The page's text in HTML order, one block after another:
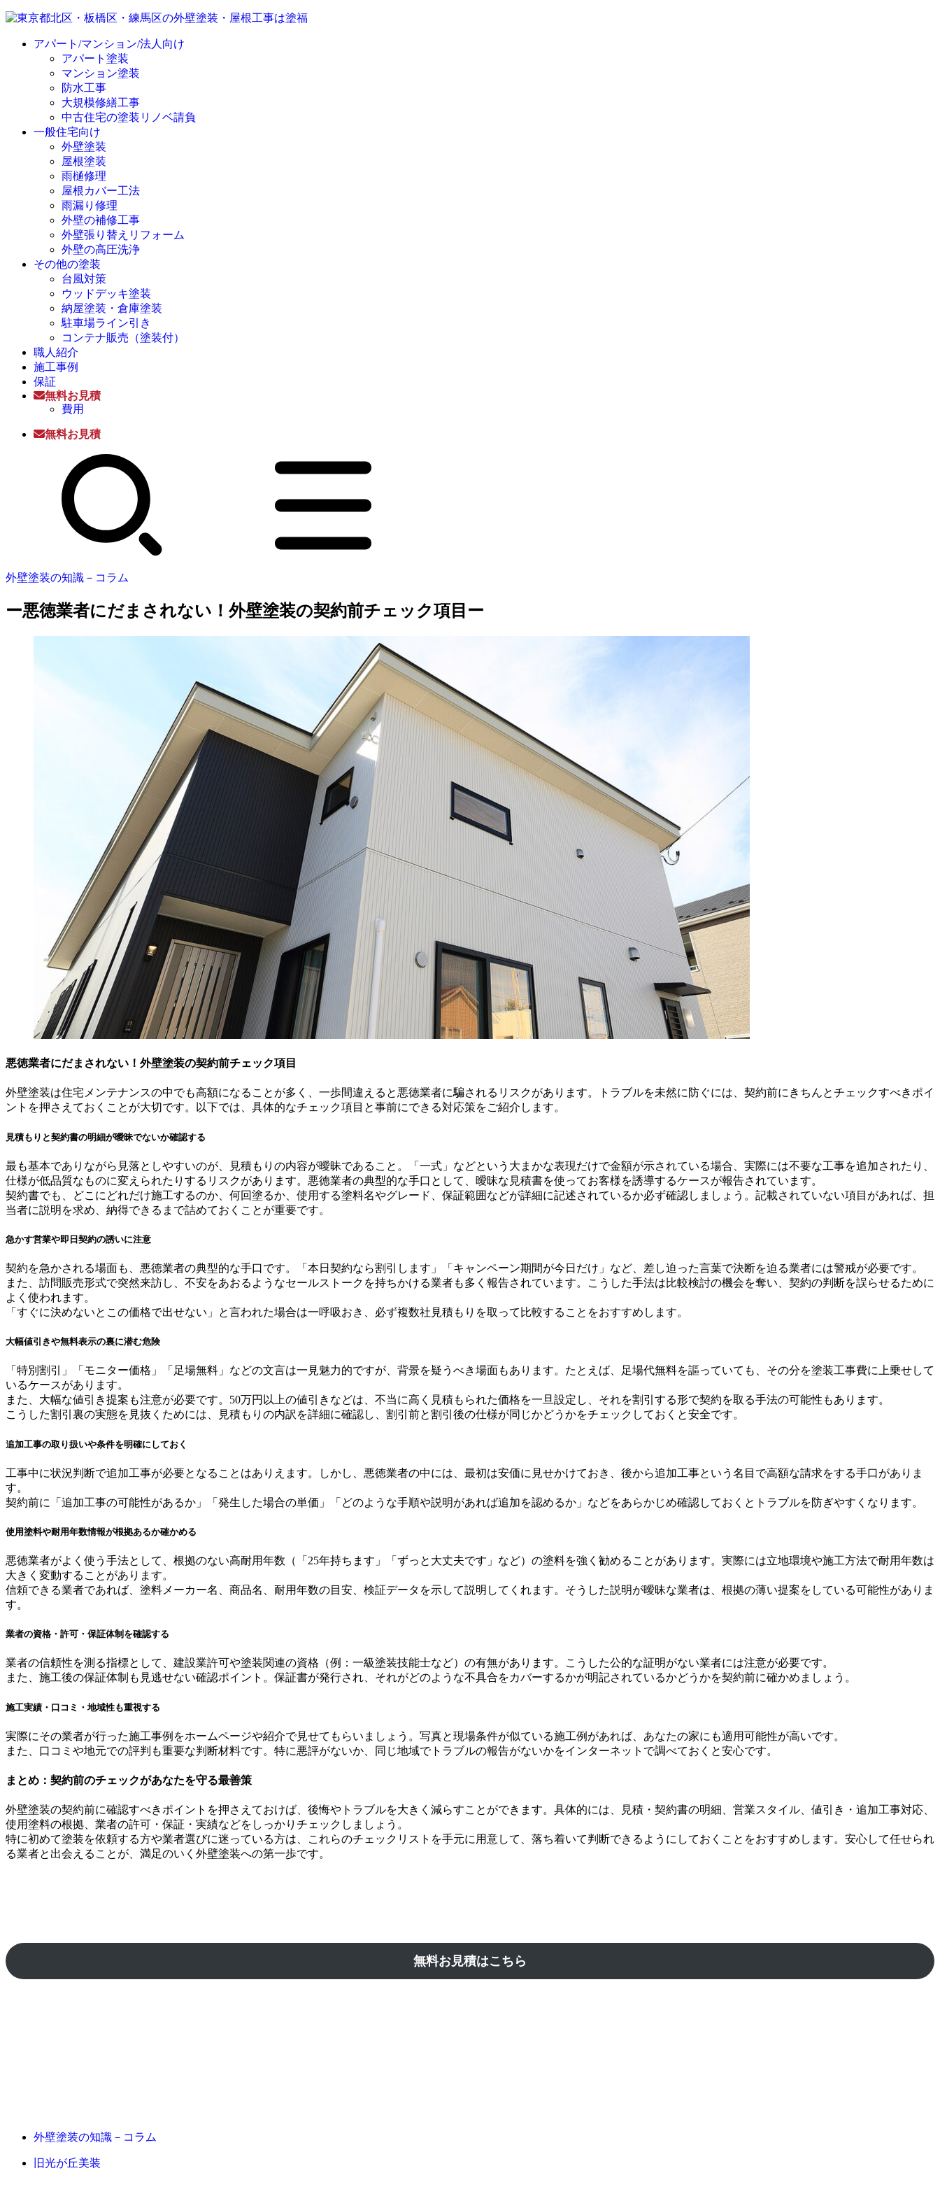
アパート/マンション/法人向け
アパート塗装
マンション塗装
防水工事
大規模修繕工事
中古住宅の塗装リノベ請負
一般住宅向け
外壁塗装
屋根塗装
雨樋修理
屋根カバー工法
雨漏り修理
外壁の補修工事
外壁張り替えリフォーム
外壁の高圧洗浄
その他の塗装
台風対策
ウッドデッキ塗装
納屋塗装・倉庫塗装
駐車場ライン引き
コンテナ販売（塗装付）
職人紹介
施工事例
保証
無料お見積
費用
無料お見積
外壁塗装の知識－コラム
ー悪徳業者にだまされない！外壁塗装の契約前チェック項目ー
悪徳業者にだまされない！外壁塗装の契約前チェック項目
外壁塗装は住宅メンテナンスの中でも高額になることが多く、一歩間違えると悪徳業者に騙されるリスクがあります。トラブルを未然に防ぐには、契約前にきちんとチェックすべきポイ
ントを押さえておくことが大切です。以下では、具体的なチェック項目と事前にできる対応策をご紹介します。
見積もりと契約書の明細が曖昧でないか確認する
最も基本でありながら見落としやすいのが、見積もりの内容が曖昧であること。「一式」などという大まかな表現だけで金額が示されている場合、実際には不要な工事を追加されたり、
仕様が低品質なものに変えられたりするリスクがあります。悪徳業者の典型的な手口として、曖昧な見積書を使ってお客様を誘導するケースが報告されています。
契約書でも、どこにどれだけ施工するのか、何回塗るか、使用する塗料名やグレード、保証範囲などが詳細に記述されているか必ず確認しましょう。記載されていない項目があれば、担
当者に説明を求め、納得できるまで詰めておくことが重要です。
急かす営業や即日契約の誘いに注意
契約を急かされる場面も、悪徳業者の典型的な手口です。「本日契約なら割引します」「キャンペーン期間が今日だけ」など、差し迫った言葉で決断を迫る業者には警戒が必要です。
また、訪問販売形式で突然来訪し、不安をあおるようなセールストークを持ちかける業者も多く報告されています。こうした手法は比較検討の機会を奪い、契約の判断を誤らせるために
よく使われます。
「すぐに決めないとこの価格で出せない」と言われた場合は一呼吸おき、必ず複数社見積もりを取って比較することをおすすめします。
大幅値引きや無料表示の裏に潜む危険
「特別割引」「モニター価格」「足場無料」などの文言は一見魅力的ですが、背景を疑うべき場面もあります。たとえば、足場代無料を謳っていても、その分を塗装工事費に上乗せして
いるケースがあります。
また、大幅な値引き提案も注意が必要です。50万円以上の値引きなどは、不当に高く見積もられた価格を一旦設定し、それを割引する形で契約を取る手法の可能性もあります。
こうした割引裏の実態を見抜くためには、見積もりの内訳を詳細に確認し、割引前と割引後の仕様が同じかどうかをチェックしておくと安全です。
追加工事の取り扱いや条件を明確にしておく
工事中に状況判断で追加工事が必要となることはありえます。しかし、悪徳業者の中には、最初は安価に見せかけておき、後から追加工事という名目で高額な請求をする手口がありま
す。
契約前に「追加工事の可能性があるか」「発生した場合の単価」「どのような手順や説明があれば追加を認めるか」などをあらかじめ確認しておくとトラブルを防ぎやすくなります。
使用塗料や耐用年数情報が根拠あるか確かめる
悪徳業者がよく使う手法として、根拠のない高耐用年数（「25年持ちます」「ずっと大丈夫です」など）の塗料を強く勧めることがあります。実際には立地環境や施工方法で耐用年数は
大きく変動することがあります。
信頼できる業者であれば、塗料メーカー名、商品名、耐用年数の目安、検証データを示して説明してくれます。そうした説明が曖昧な業者は、根拠の薄い提案をしている可能性がありま
す。
業者の資格・許可・保証体制を確認する
業者の信頼性を測る指標として、建設業許可や塗装関連の資格（例：一級塗装技能士など）の有無があります。こうした公的な証明がない業者には注意が必要です。
また、施工後の保証体制も見逃せない確認ポイント。保証書が発行され、それがどのような不具合をカバーするかが明記されているかどうかを契約前に確かめましょう。
施工実績・口コミ・地域性も重視する
実際にその業者が行った施工事例をホームページや紹介で見せてもらいましょう。写真と現場条件が似ている施工例があれば、あなたの家にも適用可能性が高いです。
また、口コミや地元での評判も重要な判断材料です。特に悪評がないか、同じ地域でトラブルの報告がないかをインターネットで調べておくと安心です。
まとめ：契約前のチェックがあなたを守る最善策
外壁塗装の契約前に確認すべきポイントを押さえておけば、後悔やトラブルを大きく減らすことができます。具体的には、見積・契約書の明細、営業スタイル、値引き・追加工事対応、
使用塗料の根拠、業者の許可・保証・実績などをしっかりチェックしましょう。
特に初めて塗装を依頼する方や業者選びに迷っている方は、これらのチェックリストを手元に用意して、落ち着いて判断できるようにしておくことをおすすめします。安心して任せられ
る業者と出会えることが、満足のいく外壁塗装への第一歩です。
無料お見積はこちら
外壁塗装の知識－コラム
旧光が丘美装